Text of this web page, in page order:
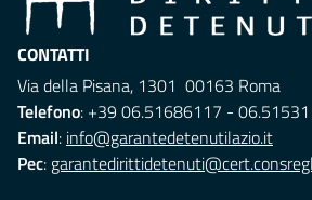
CONTATTI
Via della Pisana, 1301 00163 Roma
Telefono: +39 06.51686117 -
Email: info@garantedetenutilazio.it
Pec: